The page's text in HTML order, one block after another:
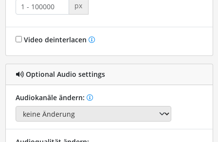
px
Video deinterlacen
Optional Audio settings
Audiokanäle ändern: